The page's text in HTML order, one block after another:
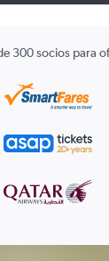
300 socios para